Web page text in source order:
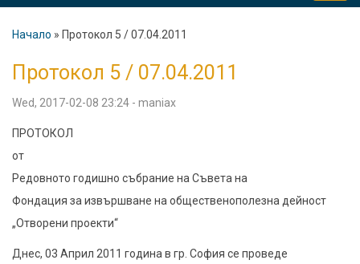
Начало Протокол 5 / 07.04.2011
Протокол 5 / 07.04.2011
Wed, 2017-02-08 23:24 - maniax
ПРОТОКОЛ
от
Редовното годишно събрание на Съвета на
Фондация ‬за извършване на общественополезна дейност‭
‬„Отворени проекти‭“
Днес, 03 Април 2011 година в гр. София се проведе